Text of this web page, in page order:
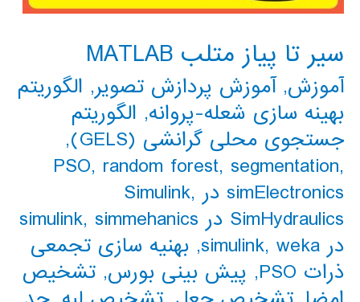
سیر تا پیاز متلب MATLAB
آموزش,آموزش پردازش تصویر, الگوریتم
بهینه سازی شعله-پروانه, الگوریتم
جستجوی محلی گرانشی (GELS)
,
PSO, random forest, segmentation,
simElectronics در Simulink
,
SimHydraulics در simulink
, simmehanics
در simulink
, weka
, بهنیه سازی تجمعی
ذرات PSO
, پیش بینی بورس, تشخیص